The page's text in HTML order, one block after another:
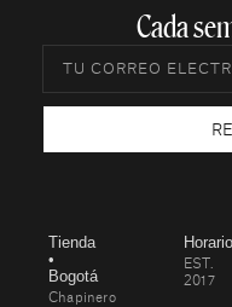
Cada
Tienda
•
Bogotá
Chapinero
Horario
EST.
2017